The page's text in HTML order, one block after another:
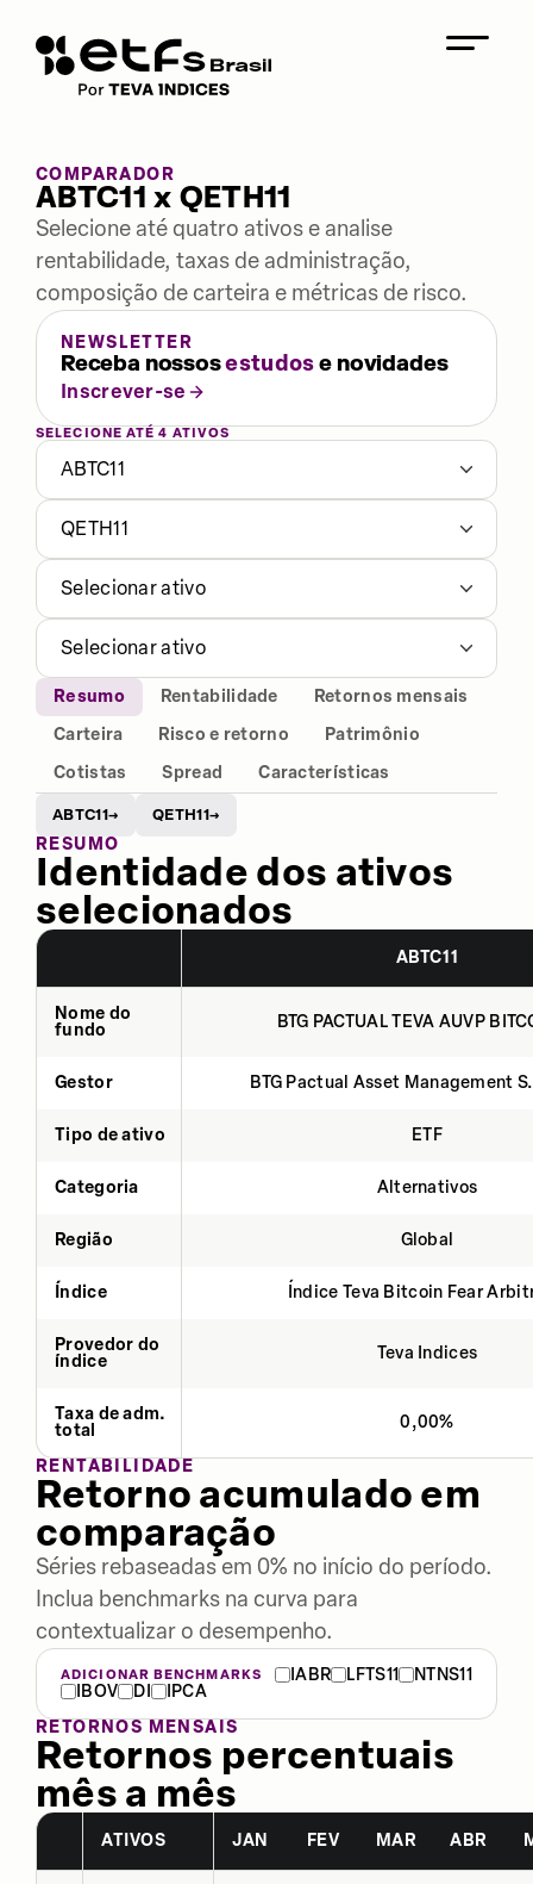
COMPARADOR
ABTC11 x QETH11
Selecione até quatro ativos e analise
rentabilidade, taxas de administração,
composição de carteira e métricas de risco.
NEWSLETTER
Receba nossosestudose novidades
Inscrever-se
SELECIONE ATÉ 4 ATIVOS
ABTC11
QETH11
Selecionar ativo
Selecionar ativo
Resumo Rentabilidade
Retornos mensais
Carteira
Risco e retorno
Patrimônio
Cotistas
Spread Características
ABTC11→ QETH11→
RESUMO
Identidade dos ativos
selecionados
ABTC11
Nome do
fundo
BTG PACTUAL TEVA AUVP
Gestor BTG Pactual Asset Management
Tipo de ativo ETF
Categoria Alternativos
Região Global
Índice Índice Teva Bitcoin Fear
Provedor do
índice
Teva Indices
Taxa de adm.
total
0,00%
RENTABILIDADE
Retorno acumulado em
comparação
Séries rebaseadas em 0% no início do período.
Inclua benchmarks na curva para
contextualizar o desempenho.
ADICIONAR BENCHMARKS IABR LFTS11
NTNS11
IBOV
DI
IPCA
RETORNOS MENSAIS
Retornos percentuais
mês a mês
ATIVOS JAN FEV MAR ABR